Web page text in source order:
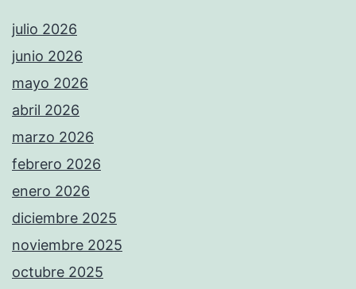
julio 2026
junio 2026
mayo 2026
abril 2026
marzo 2026
febrero 2026
enero 2026
diciembre 2025
noviembre 2025
octubre 2025